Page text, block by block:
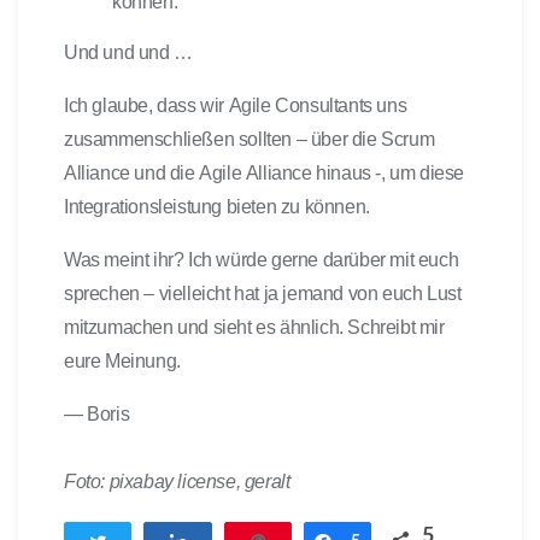
Und und und …
Ich glaube, dass wir Agile Consultants uns
zusammenschließen sollten – über die Scrum
Alliance und die Agile Alliance hinaus -, um diese
Integrationsleistung bieten zu können.
Was meint ihr? Ich würde gerne darüber mit euch
sprechen – vielleicht hat ja jemand von euch Lust
mitzumachen und sieht es ähnlich. Schreibt mir
eure Meinung.
— Boris
Foto: pixabay license, geralt